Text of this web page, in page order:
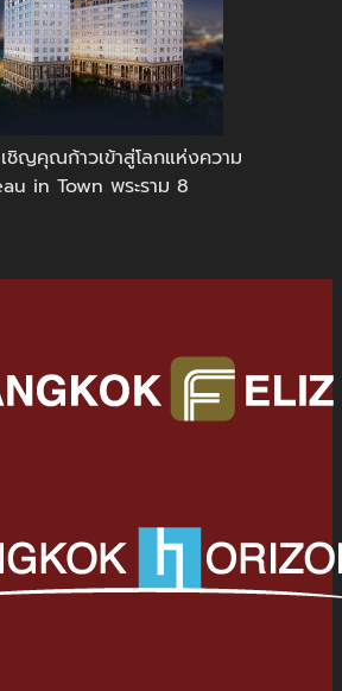
ชิญคุณก้าวเข้าสู่โลกแห่งความ
in Town พระราม 8